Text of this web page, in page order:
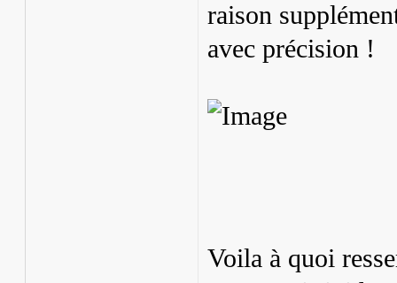
raison
avec précision !
Voila à quoi